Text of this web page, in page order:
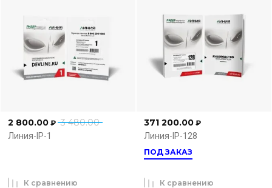
3 480.00
2 800.00 ₽
Линия-IP-1
К сравнению
371 200.00 ₽
Линия-IP-128
ПОД ЗАКАЗ
К сравнению